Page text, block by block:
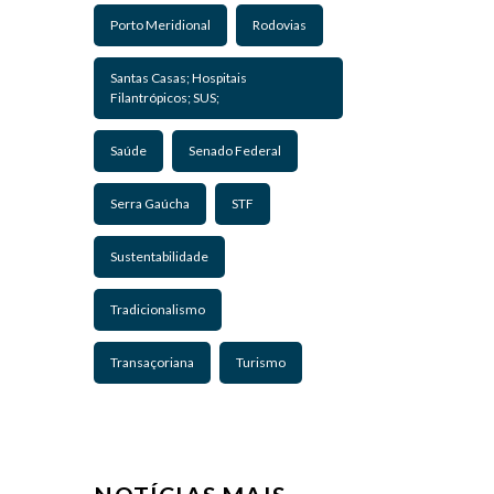
Porto Meridional Rodovias
Santas Casas; Hospitais
Filantrópicos; SUS;
Saúde Senado Federal
Serra Gaúcha STF
Sustentabilidade
Tradicionalismo
Transaçoriana Turismo